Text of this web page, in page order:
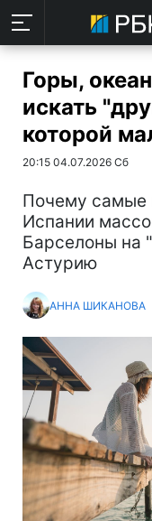
Горы,
искать
которой
20:15 04.07.2026 Сб
Почему самые
Испании
Барселоны на
Астурию
АННА ШИКАНОВА